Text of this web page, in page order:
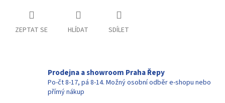
ZEPTAT SE HLÍDAT SDÍLET
Prodejna a showroom Praha Řepy
Po-čt 8-17, pá 8-14. Možný osobní odběr e-shopu nebo
přímý nákup